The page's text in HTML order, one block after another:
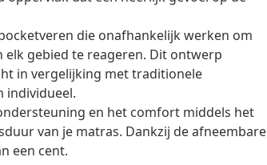
die onafhankelijk werken om
gebied te reageren. Dit ontwerp
in vergelijking met traditionele
individueel.
en het comfort middels het
van je matras. Dankzij de afneembare
een cent.